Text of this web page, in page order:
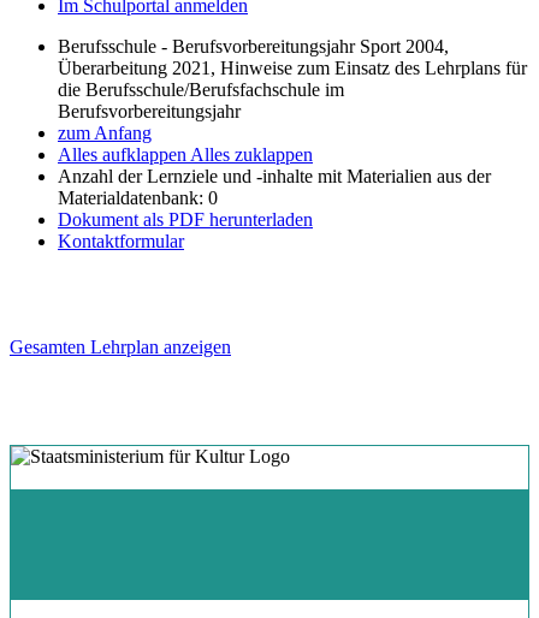
Im Schulportal anmelden
Berufsschule - Berufsvorbereitungsjahr Sport 2004,
Überarbeitung 2021, Hinweise zum Einsatz des Lehrplans für
die Berufsschule/Berufsfachschule im
Berufsvorbereitungsjahr
zum Anfang
Alles aufklappen Alles zuklappen
Anzahl der Lernziele und -inhalte mit Materialien aus der
Materialdatenbank: 0
Dokument als PDF herunterladen
Kontaktformular
Gesamten Lehrplan anzeigen